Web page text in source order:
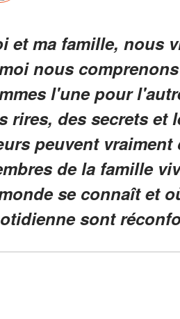
et ma famille, nous
nous
l'une pour
rires, des secrets et
peuvent vraiment
de la famille
se connaît et
sont